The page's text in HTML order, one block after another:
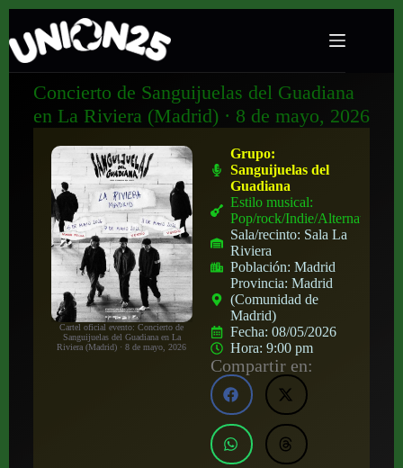
Concierto de Sanguijuelas del Guadiana
en La Riviera (Madrid) · 8 de mayo, 2026
Cartel oficial evento: Concierto de
Sanguijuelas del Guadiana en La
Riviera (Madrid) · 8 de mayo, 2026
Grupo:
Sanguijuelas del
Guadiana
Estilo musical:
Pop/rock/Indie/Alternativo
Sala/recinto: Sala La
Riviera
Población:Madrid
Provincia:Madrid
(Comunidad de
Madrid)
Fecha:08/05/2026
Hora:9:00 pm
Compartir en: